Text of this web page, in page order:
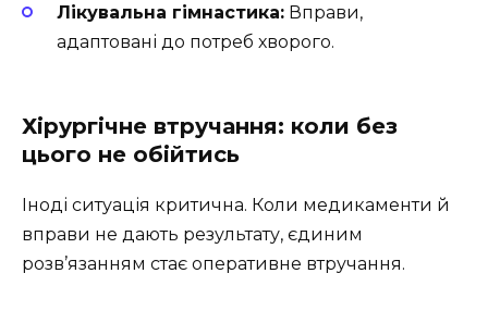
Лікувальна гімнастика: Вправи,
адаптовані до потреб хворого.
Хірургічне втручання: коли без
цього не обійтись
Іноді ситуація критична. Коли медикаменти й
вправи не дають результату, єдиним
розв’язанням стає оперативне втручання.